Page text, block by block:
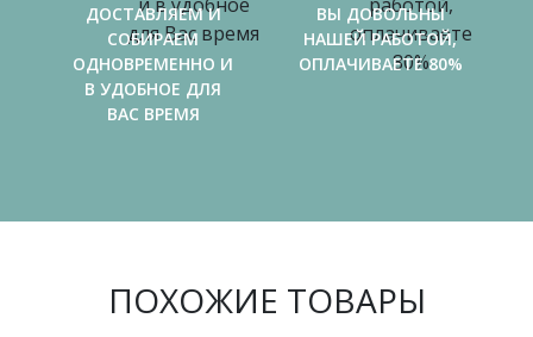
ДОСТАВЛЯЕМ И
СОБИРАЕМ
ОДНОВРЕМЕННО И
В УДОБНОЕ ДЛЯ
ВАС ВРЕМЯ
ВЫ ДОВОЛЬНЫ
НАШЕЙ РАБОТОЙ,
ОПЛАЧИВАЕТЕ 80%
ПОХОЖИЕ ТОВАРЫ